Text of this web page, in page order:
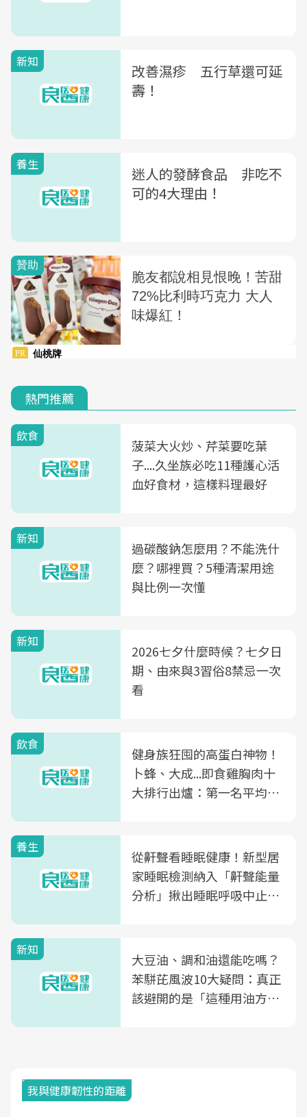
新知
改善濕疹 五行草還可延
壽！
養生
迷人的發酵食品 非吃不
可的4大理由！
熱門推薦
飲食
菠菜大火炒、芹菜要吃葉
子....久坐族必吃11種護心活
血好食材，這樣料理最好
新知
過碳酸鈉怎麼用？不能洗什
麼？哪裡買？5種清潔用途
與比例一次懂
新知
2026七夕什麼時候？七夕日
期、由來與3習俗8禁忌一次
看
飲食
健身族狂囤的高蛋白神物！
卜蜂、大成...即食雞胸肉十
大排行出爐：第一名平均一
養生
從鼾聲看睡眠健康！新型居
家睡眠檢測納入「鼾聲能量
分析」揪出睡眠呼吸中止症
新知
大豆油、調和油還能吃嗎？
苯駢芘風波10大疑問：真正
該避開的是「這種用油方
我與健康韌性的距離